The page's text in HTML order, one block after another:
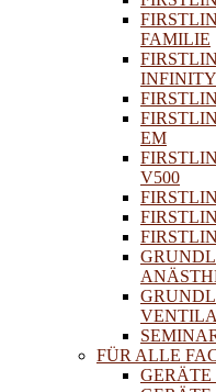
FAMILIE
EM
V500
FÜR ALLE
GERÄTE